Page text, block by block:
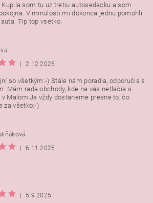
som tu uz tretiu autosedacku a som
V minulosti mi dokonca jednu pomohli
Tip top vsetko.
|
2.12.2025
so všetkým:-) Stále nám poradia, odporučia s
Mám rada obchody, kde na vás netlačia s
v Malom Ja vždy dostaneme presne to, čo
za všetko:-)
|
6.11.2025
|
5.9.2025